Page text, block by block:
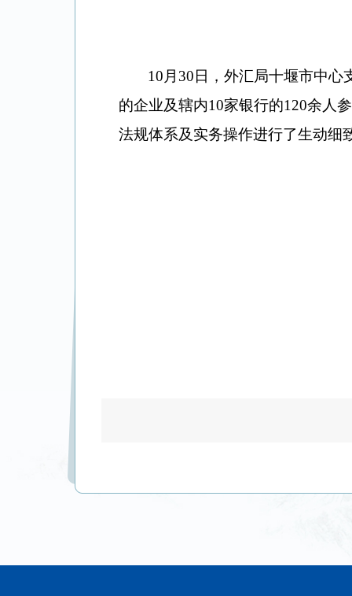
10 月 30 日，外汇局十堰市中心
的企业及辖内10家银行的120余人
法规体系及实务操作进行了生动细